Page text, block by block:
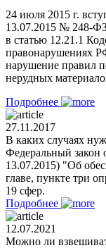
24 июля 2015 г.
13.07.2015 № 248-
в статью 12.21.1
правонарушениях
нарушение правил
нерудных
Подробнее
27.11.2017
В каких случаях
Федеральный закон
13.07.2015) "Об
главе, пункте три
19 сфер.
Подробнее
12.07.2021
Можно ли